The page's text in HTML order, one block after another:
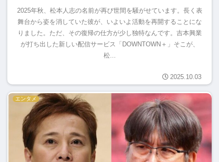
2025年秋、松本人志の名前が再び世間を騒がせています。長く表
舞台から姿を消していた彼が、いよいよ活動を再開することにな
りました。ただ、その復帰の仕方が少し独特なんです。吉本興業
が打ち出した新しい配信サービス「DOWNTOWN＋」そこが、
松...
2025.10.03
エンタメ